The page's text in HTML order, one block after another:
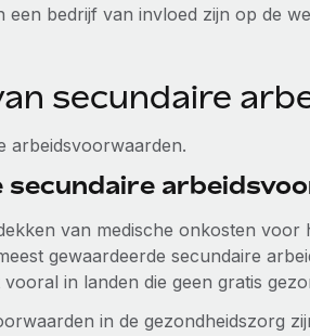
bedrijf van invloed zijn op de
secundaire
arbeidsvoorwaarden.
van medische onkosten
gewaardeerde secundaire
in landen die geen gratis
in de gezondheidszorg